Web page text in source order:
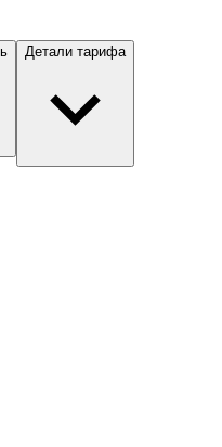
Детали тарифа